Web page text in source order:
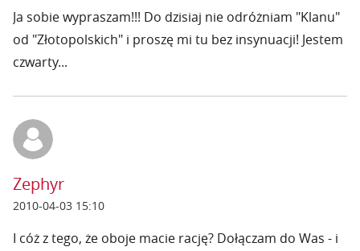
Ja sobie wypraszam!!! Do dzisiaj nie odróżniam "Klanu"
od "Złotopolskich" i proszę mi tu bez insynuacji! Jestem
czwarty...
Zephyr
2010-04-03 15:10
I cóż z tego, że oboje macie rację? Dołączam do Was - i